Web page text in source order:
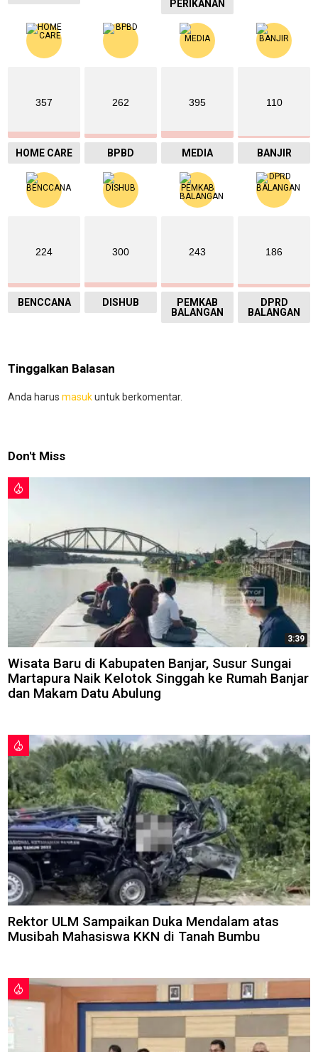
PERIKANAN
357
HOME CARE
262
BPBD
395
MEDIA
110
BANJIR
224
BENCCANA
300
DISHUB
243
PEMKAB
BALANGAN
186
DPRD
BALANGAN
Tinggalkan Balasan
Anda harus masukuntuk berkomentar.
Don't Miss
3:39
Wisata Baru di Kabupaten Banjar, Susur Sungai
Martapura Naik Kelotok Singgah ke Rumah Banjar
dan Makam Datu Abulung
Rektor ULM Sampaikan Duka Mendalam atas
Musibah Mahasiswa KKN di Tanah Bumbu